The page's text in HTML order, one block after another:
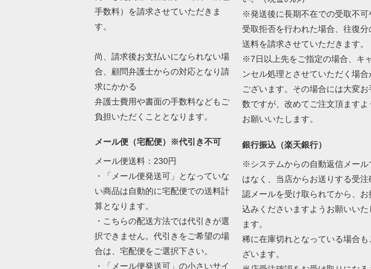
手数料）を請求させていただきま
す。
尚、請求後お支払いになられない場
合、顧問弁護士からの対応となり請
求にかかる
弁護士費用や書面の手数料などもご
負担いただくこととなります。
メール便（宅配便）※代引き不可
メール便送料：230円
・「メール便発送可」となっていな
い商品は自動的に宅配便での送料計
算となります。
・こちらの配送方法では代引きが選
択できません。代引きをご希望の場
合は、宅配便をご選択下さい。
・「メール便発送可」の小さいサイ
※発送後に長期不在での受取不可
受取拒否を行われた場合、往復分
送料を請求させていただきます。
※7日以上先をご指定の場合、キ
ンセル処理とさせていただく場合
ございます。その場合には大変お
数ですが、改めてご注文頂ますよ
お願いいたします。
銀行振込（楽天銀行）
※システムからの自動返信メール
はなく、当店からお送りする受注
認メールを受け取られてから、お
込みくださいますようお願いいた
ます。
稀に在庫切れとなっている場合も
ざいます。